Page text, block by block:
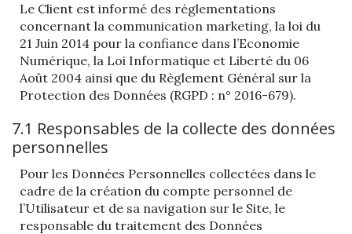
Le Client est informé des réglementations
concernant la communication marketing, la loi du
21 Juin 2014 pour la confiance dans l’Economie
Numérique, la Loi Informatique et Liberté du 06
Août 2004 ainsi que du Règlement Général sur la
Protection des Données (RGPD : n° 2016-679).
7.1 Responsables de la collecte des données
personnelles
Pour les Données Personnelles collectées dans le
cadre de la création du compte personnel de
l’Utilisateur et de sa navigation sur le Site, le
responsable du traitement des Données